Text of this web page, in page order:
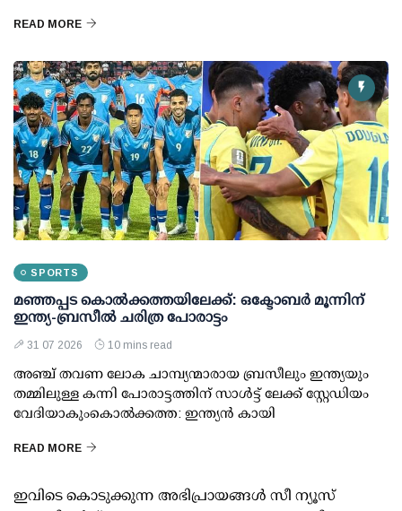
READ MORE
SPORTS
മഞ്ഞപ്പട കൊല്‍ക്കത്തയിലേക്ക്: ഒക്ടോബര്‍ മൂന്നിന്
ഇന്ത്യ-ബ്രസീല്‍ ചരിത്ര പോരാട്ടം
31 07 2026 10 mins read
അഞ്ച് തവണ ലോക ചാമ്പ്യന്മാരായ ബ്രസീലും ഇന്ത്യയും
തമ്മിലുള്ള കന്നി പോരാട്ടത്തിന് സാള്‍ട്ട് ലേക്ക് സ്റ്റേഡിയം
വേദിയാകുംകൊല്‍ക്കത്ത: ഇന്ത്യന്‍ കായി
READ MORE
ഇവിടെ കൊടുക്കുന്ന അഭിപ്രായങ്ങള്‍ സീ ന്യൂസ്